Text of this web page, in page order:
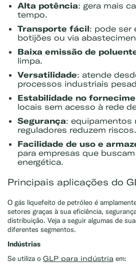
Alta potência: gera mais
tempo.
Transporte fácil: pode ser
botijões ou via
Baixa emissão de
limpa.
Versatilidade: atende
processos industriais
Estabilidade no
locais sem acesso à rede
Segurança: equipamentos
reguladores reduzem riscos.
Facilidade de uso e
para empresas que
energética.
Principais aplicações do
O gás liquefeito de petróleo é
setores graças à sua eficiência,
distribuição. Veja a seguir algumas de
diferentes segmentos.
Indústrias
Se utiliza o GLP para indústria em: